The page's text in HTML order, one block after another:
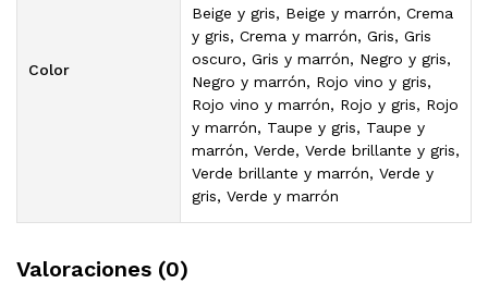
Color
Beige y gris, Beige y marrón, Crema
y gris, Crema y marrón, Gris, Gris
oscuro, Gris y marrón, Negro y gris,
Negro y marrón, Rojo vino y gris,
Rojo vino y marrón, Rojo y gris, Rojo
y marrón, Taupe y gris, Taupe y
marrón, Verde, Verde brillante y gris,
Verde brillante y marrón, Verde y
gris, Verde y marrón
Valoraciones (0)